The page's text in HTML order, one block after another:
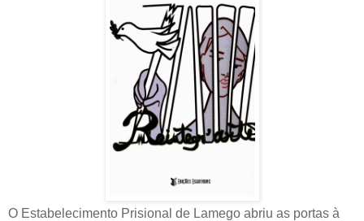
O Estabelecimento Prisional de Lamego abriu as portas à